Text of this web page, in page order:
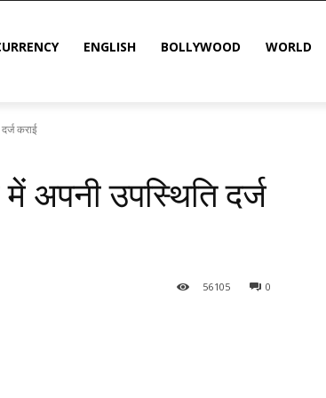
ENGLISH BOLLYWOOD WORLD
कराई
अपनी उपस्थिति दर्ज
0
56105